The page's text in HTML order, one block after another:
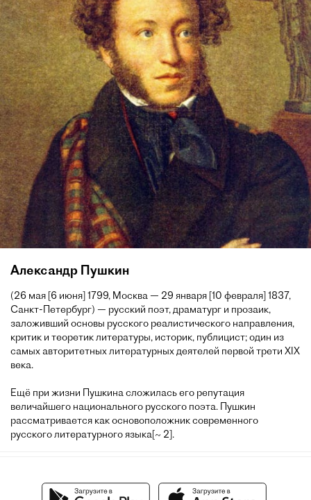
Александр Пушкин
(26 мая [6 июня] 1799, Москва — 29 января [10 февраля] 1837,
Санкт-Петербург) — русский поэт, драматург и прозаик,
заложивший основы русского реалистического направления,
критик и теоретик литературы, историк, публицист; один из
самых авторитетных литературных деятелей первой трети XIX
века.
Ещё при жизни Пушкина сложилась его репутация
величайшего национального русского поэта. Пушкин
рассматривается как основоположник современного
русского литературного языка[~ 2].